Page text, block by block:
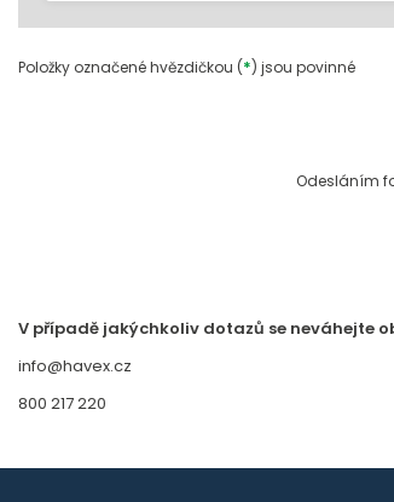
Položky označené hvězdičkou (*) jsou povinné
Odesláním
V případě jakýchkoliv dotazů se neváhejte
info@havex.cz
800 217 220